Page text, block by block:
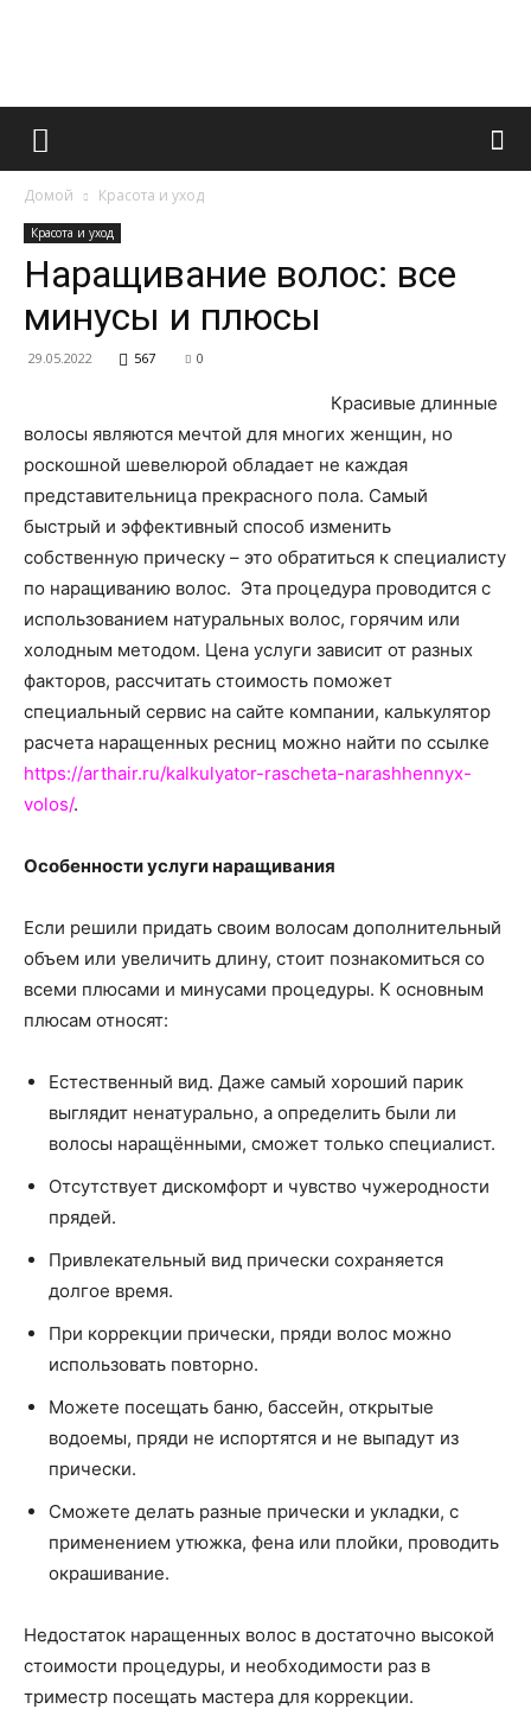
Французский
и
все
о
Домой Красота и уход
Красота и уход
Наращивание волос: все
минусы и плюсы
29.05.2022 567 0
Красивые длинные
волосы являются мечтой для многих женщин, но
роскошной шевелюрой обладает не каждая
представительница прекрасного пола. Самый
быстрый и эффективный способ изменить
собственную прическу – это обратиться к специалисту
по наращиванию волос. Эта процедура проводится с
использованием натуральных волос, горячим или
холодным методом. Цена услуги зависит от разных
факторов, рассчитать стоимость поможет
специальный сервис на сайте компании, калькулятор
расчета наращенных ресниц можно найти по ссылке
https://arthair.ru/kalkulyator-rascheta-narashhennyx-
volos/.
Особенности услуги наращивания
Если решили придать своим волосам дополнительный
объем или увеличить длину, стоит познакомиться со
всеми плюсами и минусами процедуры. К основным
плюсам относят:
Естественный вид. Даже самый хороший парик
выглядит ненатурально, а определить были ли
волосы наращёнными, сможет только специалист.
Отсутствует дискомфорт и чувство чужеродности
прядей.
Привлекательный вид прически сохраняется
долгое время.
При коррекции прически, пряди волос можно
использовать повторно.
Можете посещать баню, бассейн, открытые
водоемы, пряди не испортятся и не выпадут из
прически.
Сможете делать разные прически и укладки, с
применением утюжка, фена или плойки, проводить
окрашивание.
Недостаток наращенных волос в достаточно высокой
стоимости процедуры, и необходимости раз в
триместр посещать мастера для коррекции.